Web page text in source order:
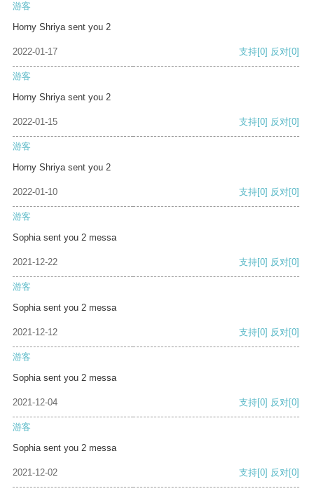
游客
Horny Shriya sent you 2
2022-01-17 支持[0] 反对[0]
游客
Horny Shriya sent you 2
2022-01-15 支持[0] 反对[0]
游客
Horny Shriya sent you 2
2022-01-10 支持[0] 反对[0]
游客
Sophia sent you 2 messa
2021-12-22 支持[0] 反对[0]
游客
Sophia sent you 2 messa
2021-12-12 支持[0] 反对[0]
游客
Sophia sent you 2 messa
2021-12-04 支持[0] 反对[0]
游客
Sophia sent you 2 messa
2021-12-02 支持[0] 反对[0]